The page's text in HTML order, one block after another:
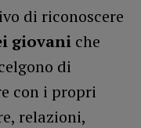
di riconoscere
giovani che
di
con i propri
relazioni,